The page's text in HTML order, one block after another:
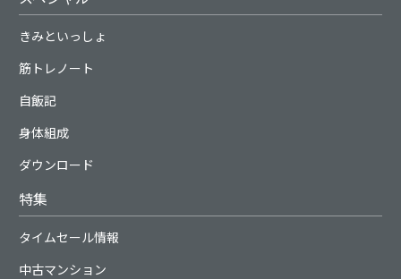
きみといっしょ
筋トレノート
自飯記
身体組成
ダウンロード
特集
タイムセール情報
中古マンション